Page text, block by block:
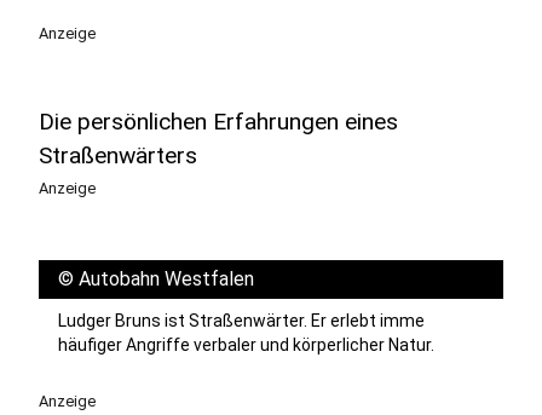
Anzeige
Die persönlichen Erfahrungen eines
Straßenwärters
Anzeige
© Autobahn Westfalen
Ludger Bruns ist Straßenwärter. Er erlebt imme
häufiger Angriffe verbaler und körperlicher Natur.
Anzeige